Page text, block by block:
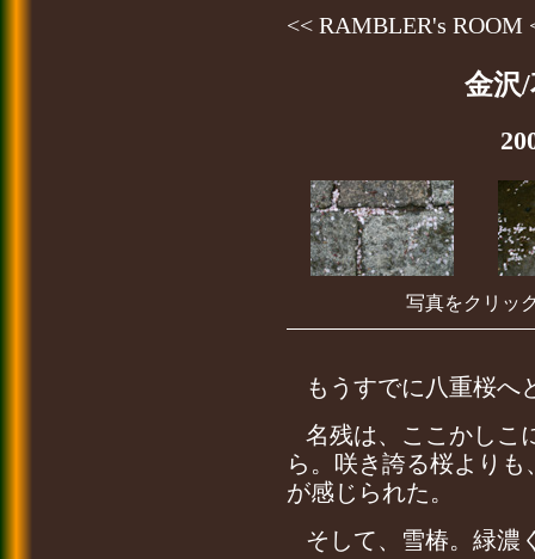
<< RAMBLER's ROOM
金沢
写真をクリッ
もうすでに八重桜へ
名残は、ここかしこ
ら。咲き誇る桜より
が感じられた。
そして、雪椿。緑